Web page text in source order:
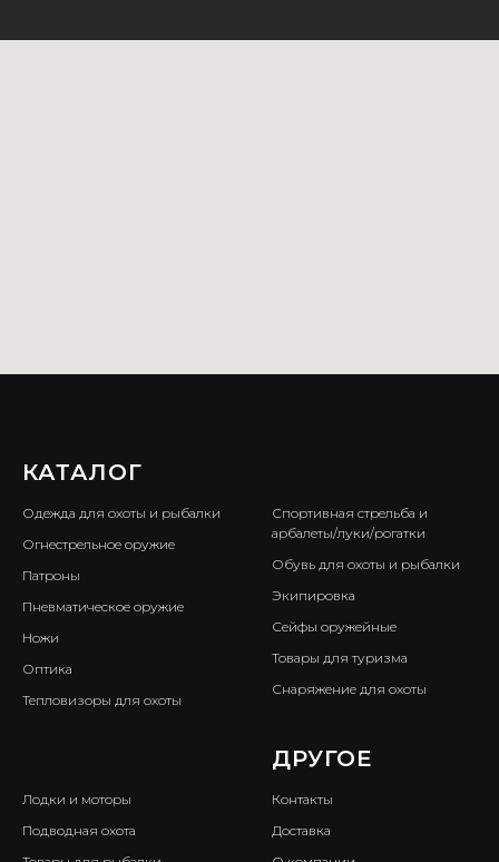
КАТАЛОГ
Одежда для охоты и рыбалки
Огнестрельное оружие
Патроны
Пневматическое оружие
Ножи
Оптика
Тепловизоры для охоты
Спортивная стрельба и
арбалеты/луки/рогатки
Обувь для охоты и рыбалки
Экипировка
Сейфы оружейные
Товары для туризма
Снаряжение для охоты
Лодки и моторы
Подводная охота
ДРУГОЕ
Контакты
Доставка